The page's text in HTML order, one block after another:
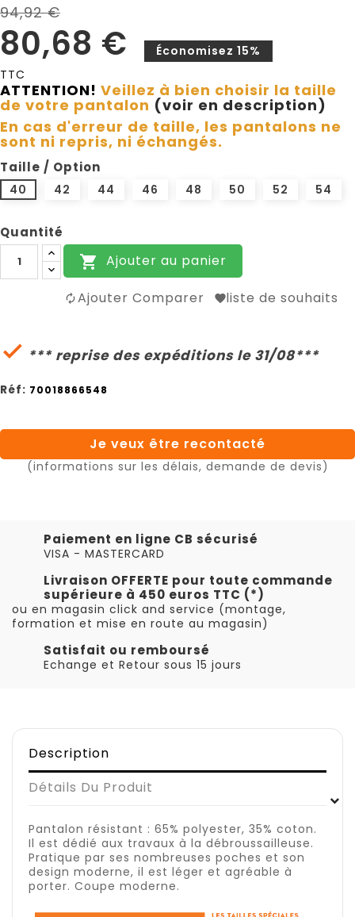
94,92 €
80,68 €
Économisez 15%
TTC
ATTENTION! Veillez à bien choisir la taille
de votre pantalon (voir en description)
En cas d'erreur de taille, les pantalons ne
sont ni repris, ni échangés.
Taille / Option
40 42 44 46 48 50 52 54
Quantité
 Ajouter au panier
Ajouter Comparer liste de souhaits
 *** reprise des expéditions le 31/08***
Réf: 70018866548
Je veux être recontacté
(informations sur les délais, demande de devis)
Paiement en ligne CB sécurisé
VISA - MASTERCARD
Livraison OFFERTE pour toute commande
supérieure à 450 euros TTC (*)
ou en magasin click and service (montage,
formation et mise en route au magasin)
Satisfait ou remboursé
Echange et Retour sous 15 jours
Description
Détails Du Produit
Pantalon résistant : 65% polyester, 35% coton.
Il est dédié aux travaux à la débroussailleuse.
Pratique par ses nombreuses poches et son
design moderne, il est léger et agréable à
porter. Coupe moderne.